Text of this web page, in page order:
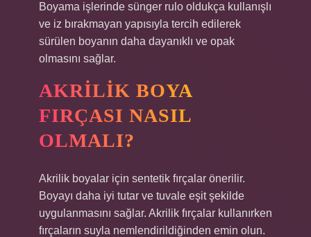
Boyama işlerinde sünger rulo oldukça kullanışlı
ve iz bırakmayan yapısıyla tercih edilerek
sürülen boyanın daha dayanıklı ve opak
olmasını sağlar.
AKRILIK BOYA
FIRÇASI NASIL
OLMALI?
Akrilik boyalar için sentetik fırçalar önerilir.
Boyayı daha iyi tutar ve tuvale eşit şekilde
uygulanmasını sağlar. Akrilik fırçalar kullanırken
fırçaların suyla nemlendirildiğinden emin olun.